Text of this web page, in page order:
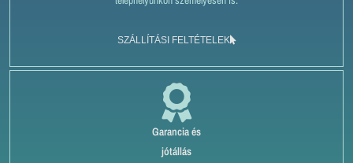
SZÁLLÍTÁSI FELTÉTELEK
Garancia és
jótállás